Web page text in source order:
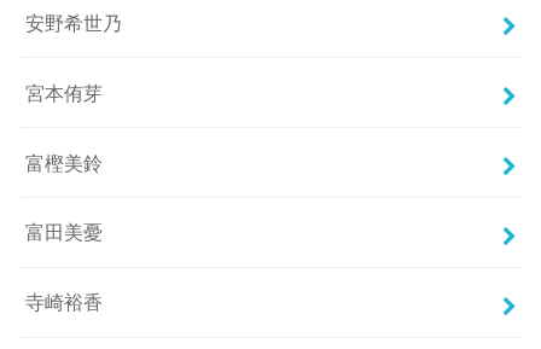
安野希世乃
宮本侑芽
富樫美鈴
富田美憂
寺崎裕香